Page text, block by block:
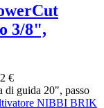
3/8",
€
guida 20", passo